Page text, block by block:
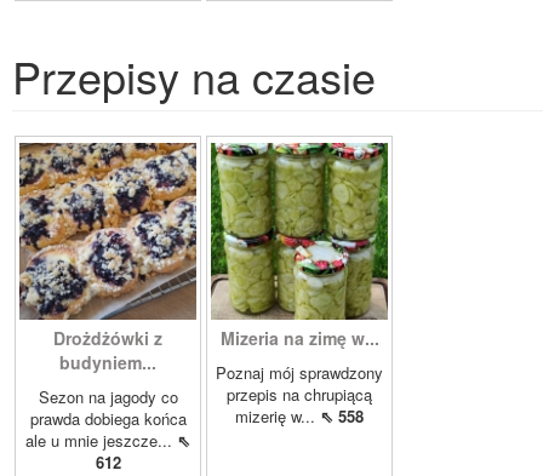
Przepisy na czasie
Drożdżówki z
budyniem...
Sezon na jagody co
prawda dobiega końca
ale u mnie jeszcze... ⇖
612
Mizeria na zimę w...
Poznaj mój sprawdzony
przepis na chrupiącą
mizerię w... ⇖ 558